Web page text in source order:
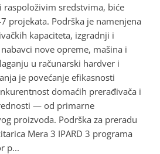
sredstvima, biće
projekata. Podrška je namenjena
kapaciteta, izgradnji i
nove opreme, mašina i
u računarski hardver i
je povećanje efikasnosti
domaćih prerađivača i
— od primarne
proizvoda. Podrška za preradu
Mera 3 IPARD 3 programa
p...